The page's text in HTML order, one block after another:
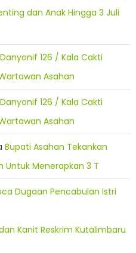
dan Anak Hingga 3 Juli
Danyonif 126 / Kala Cakti
Asahan
Danyonif 126 / Kala Cakti
Asahan
Bupati Asahan Tekankan
Untuk Menerapkan 3 T
Dugaan Pencabulan Istri
Kanit Reskrim Kutalimbaru